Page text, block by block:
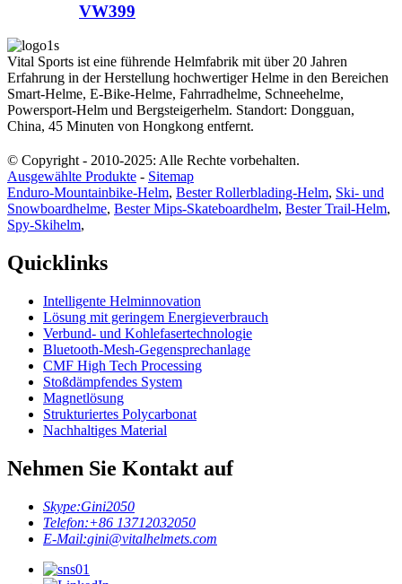
VW399
Vital Sports ist eine führende Helmfabrik mit über 20 Jahren
Erfahrung in der Herstellung hochwertiger Helme in den Bereichen
Smart-Helme, E-Bike-Helme, Fahrradhelme, Schneehelme,
Powersport-Helm und Bergsteigerhelm. Standort: Dongguan,
China, 45 Minuten von Hongkong entfernt.
© Copyright - 2010-2025: Alle Rechte vorbehalten.
Ausgewählte Produkte - Sitemap
Enduro-Mountainbike-Helm, Bester Rollerblading-Helm, Ski- und
Snowboardhelme, Bester Mips-Skateboardhelm, Bester Trail-Helm,
Spy-Skihelm,
Quicklinks
Intelligente Helminnovation
Lösung mit geringem Energieverbrauch
Verbund- und Kohlefasertechnologie
Bluetooth-Mesh-Gegensprechanlage
CMF High Tech Processing
Stoßdämpfendes System
Magnetlösung
Strukturiertes Polycarbonat
Nachhaltiges Material
Nehmen Sie Kontakt auf
Skype:Gini2050
Telefon:+86 13712032050
E-Mail:gini@vitalhelmets.com